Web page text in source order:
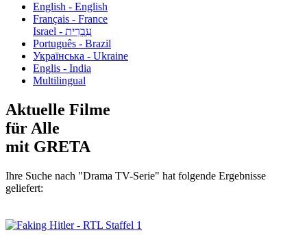
English - English
Français - France
עִבְרִית - Israel
Português - Brazil
Українська - Ukraine
Englis - India
Multilingual
Aktuelle Filme
für Alle
mit GRETA
Ihre Suche nach "Drama TV-Serie" hat folgende Ergebnisse
geliefert: